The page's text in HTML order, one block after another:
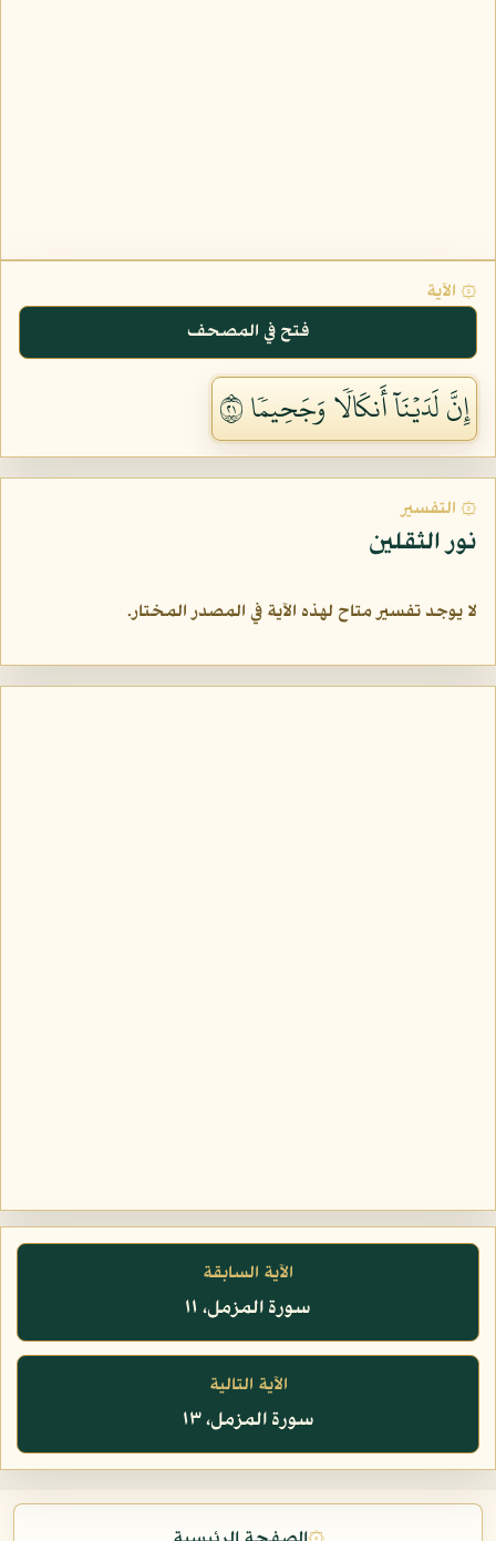
۞ الآية
فتح في المصحف
إِنَّ لَدَيۡنَآ أَنكَالٗا وَجَحِيمٗا ١٢
۞ التفسير
نور الثقلين
لا يوجد تفسير متاح لهذه الآية في المصدر المختار.
الآية السابقة
سورة المزمل، ١١
الآية التالية
سورة المزمل، ١٣